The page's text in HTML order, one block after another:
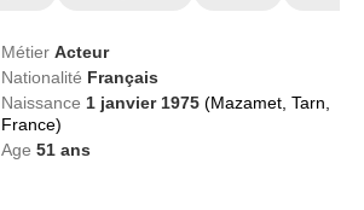
MétierActeur
Nationalité Français
Naissance 1 janvier 1975(Mazamet, Tarn,
France)
Age51 ans